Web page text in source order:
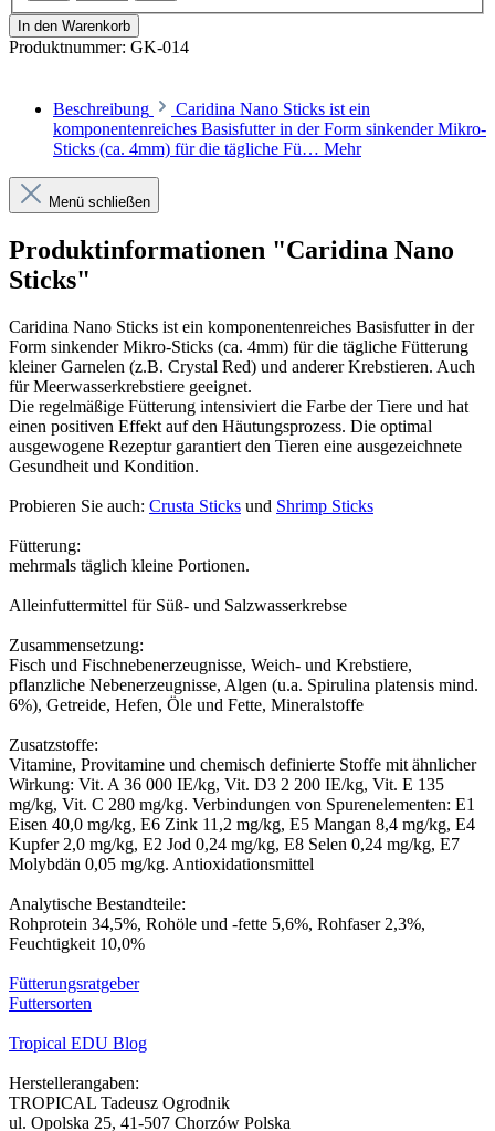
In den Warenkorb
Produktnummer: GK-014
Beschreibung
Caridina Nano Sticks ist ein
komponentenreiches Basisfutter in der Form sinkender Mikro-
Sticks (ca. 4mm) für die tägliche Fü… Mehr
Menü schließen
Produktinformationen "Caridina Nano
Sticks"
Caridina Nano Sticks ist ein komponentenreiches Basisfutter in der
Form sinkender Mikro-Sticks (ca. 4mm) für die tägliche Fütterung
kleiner Garnelen (z.B. Crystal Red) und anderer Krebstieren. Auch
für Meerwasserkrebstiere geeignet.
Die regelmäßige Fütterung intensiviert die Farbe der Tiere und hat
einen positiven Effekt auf den Häutungsprozess. Die optimal
ausgewogene Rezeptur garantiert den Tieren eine ausgezeichnete
Gesundheit und Kondition.
Probieren Sie auch: Crusta Sticks und Shrimp Sticks
Fütterung:
mehrmals täglich kleine Portionen.
Alleinfuttermittel für Süß- und Salzwasserkrebse
Zusammensetzung:
Fisch und Fischnebenerzeugnisse, Weich- und Krebstiere,
pflanzliche Nebenerzeugnisse, Algen (u.a. Spirulina platensis mind.
6%), Getreide, Hefen, Öle und Fette, Mineralstoffe
Zusatzstoffe:
Vitamine, Provitamine und chemisch definierte Stoffe mit ähnlicher
Wirkung: Vit. A 36 000 IE/kg, Vit. D3 2 200 IE/kg, Vit. E 135
mg/kg, Vit. C 280 mg/kg. Verbindungen von Spurenelementen: E1
Eisen 40,0 mg/kg, E6 Zink 11,2 mg/kg, E5 Mangan 8,4 mg/kg, E4
Kupfer 2,0 mg/kg, E2 Jod 0,24 mg/kg, E8 Selen 0,24 mg/kg, E7
Molybdän 0,05 mg/kg. Antioxidationsmittel
Analytische Bestandteile:
Rohprotein 34,5%, Rohöle und -fette 5,6%, Rohfaser 2,3%,
Feuchtigkeit 10,0%
Fütterungsratgeber
Futtersorten
Tropical EDU Blog
Herstellerangaben:
TROPICAL Tadeusz Ogrodnik
ul. Opolska 25, 41-507 Chorzów Polska